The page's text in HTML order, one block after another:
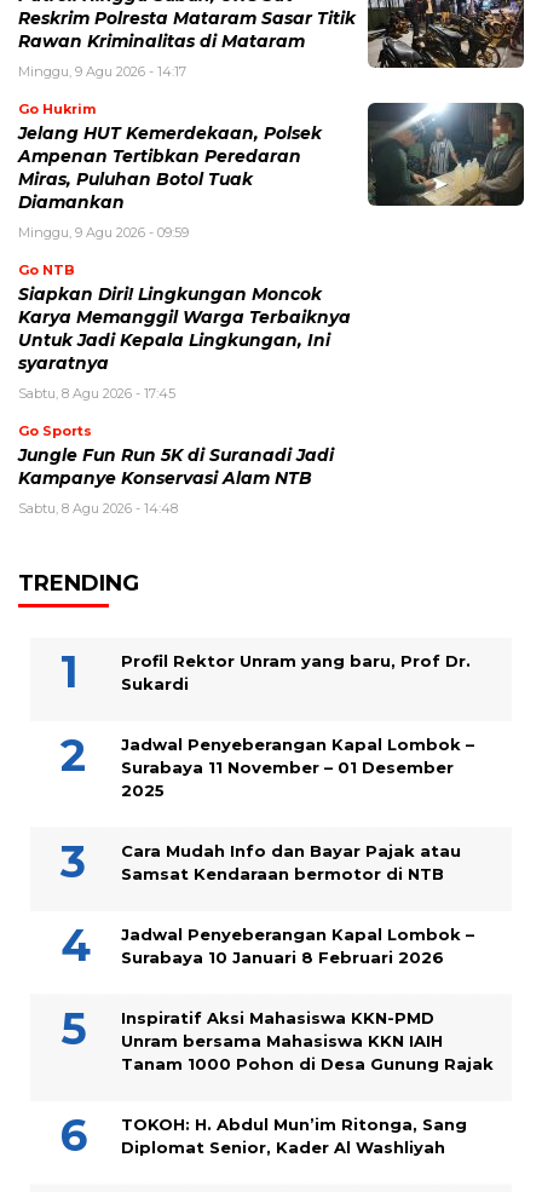
Reskrim Polresta Mataram Sasar Titik
Rawan Kriminalitas di Mataram
Minggu, 9 Agu 2026 - 14:17
Go Hukrim
Jelang HUT Kemerdekaan, Polsek
Ampenan Tertibkan Peredaran
Miras, Puluhan Botol Tuak
Diamankan
Minggu, 9 Agu 2026 - 09:59
Go NTB
Siapkan Diri! Lingkungan Moncok
Karya Memanggil Warga Terbaiknya
Untuk Jadi Kepala Lingkungan, Ini
syaratnya
Sabtu, 8 Agu 2026 - 17:45
Go Sports
Jungle Fun Run 5K di Suranadi Jadi
Kampanye Konservasi Alam NTB
Sabtu, 8 Agu 2026 - 14:48
TRENDING
Profil Rektor Unram yang baru, Prof Dr.
Sukardi
Jadwal Penyeberangan Kapal Lombok –
Surabaya 11 November – 01 Desember
2025
Cara Mudah Info dan Bayar Pajak atau
Samsat Kendaraan bermotor di NTB
Jadwal Penyeberangan Kapal Lombok –
Surabaya 10 Januari 8 Februari 2026
Inspiratif Aksi Mahasiswa KKN-PMD
Unram bersama Mahasiswa KKN IAIH
Tanam 1000 Pohon di Desa Gunung Rajak
TOKOH: H. Abdul Mun’im Ritonga, Sang
Diplomat Senior, Kader Al Washliyah